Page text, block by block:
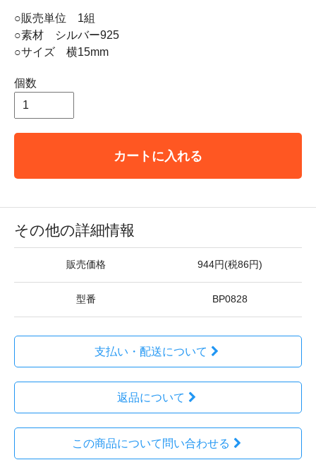
○販売単位 1組
○素材 シルバー925
○サイズ 横15mm
個数
カートに入れる
その他の詳細情報
販売価格 944円(税86円)
型番 BP0828
支払い・配送について
返品について
この商品について問い合わせる